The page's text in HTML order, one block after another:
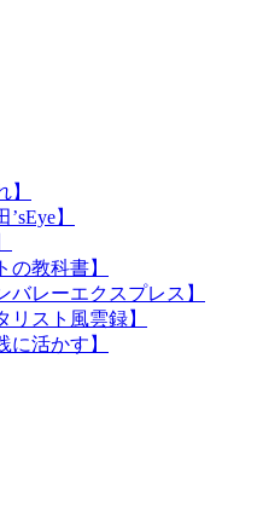
】
教科書】
レーエクスプレス】
スト風雲録】
活かす】